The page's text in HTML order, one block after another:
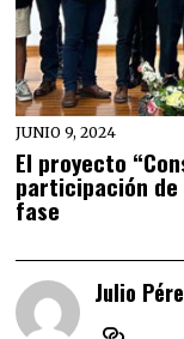
JUNIO 9, 2024
El proyecto
participación de
fase
Julio